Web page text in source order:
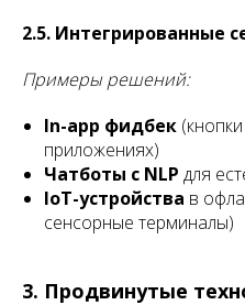
2.5. Интегрированные
Примеры решений:
In-app фидбек
приложениях)
Чатботы с NLP для
IoT-устройства в
сенсорные терминалы)
3. Продвинутые